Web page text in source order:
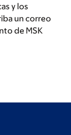
y los
un correo
de MSK